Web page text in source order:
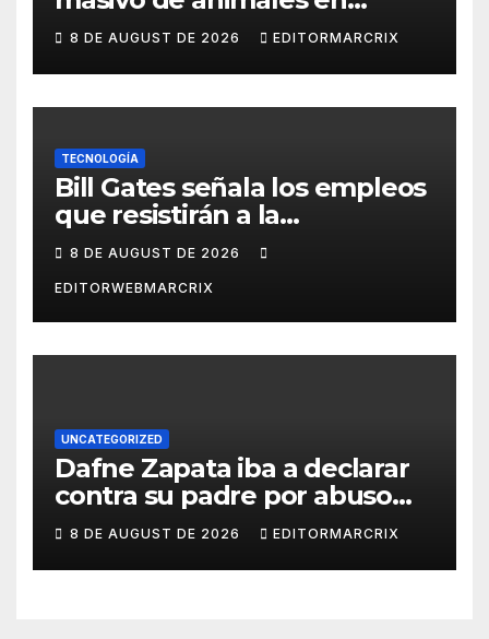
Querétaro
8 DE AUGUST DE 2026 EDITORMARCRIX
TECNOLOGÍA
Bill Gates señala los empleos
que resistirán a la
inteligencia artificial
8 DE AUGUST DE 2026
EDITORWEBMARCRIX
UNCATEGORIZED
Dafne Zapata iba a declarar
contra su padre por abuso
sexual
8 DE AUGUST DE 2026 EDITORMARCRIX